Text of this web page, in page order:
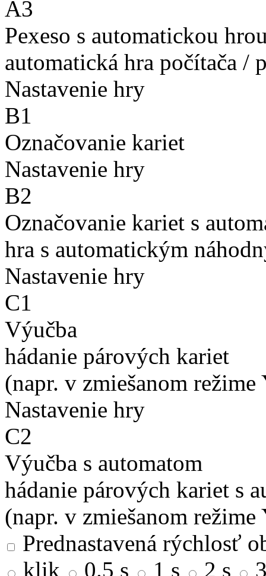
A3
Pexeso s automatickou
automatická hra počítača /
Nastavenie hry
B1
Označovanie kariet
Nastavenie hry
B2
Označovanie kariet s
hra s automatickým
Nastavenie hry
C1
Výučba
hádanie párových kariet
(napr. v zmiešanom režime
Nastavenie hry
C2
Výučba s automatom
hádanie párových kariet s
(napr. v zmiešanom režime
Prednastavená rýchlosť
klik
0.5 s 1 s 2 s